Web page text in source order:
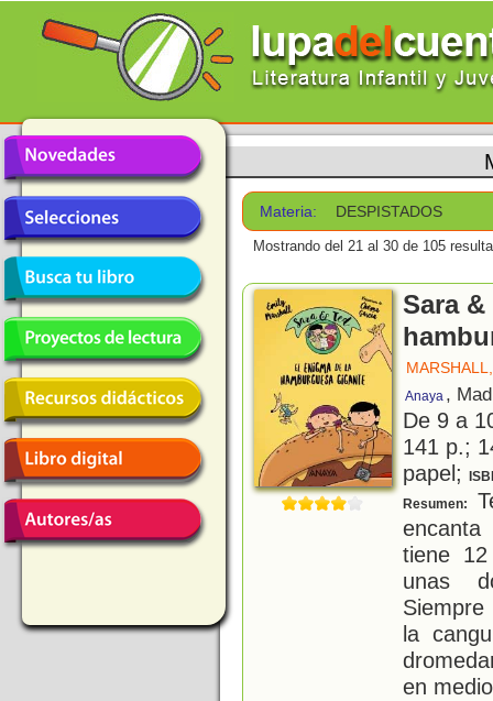
Materia: DESPISTADOS
Mostrando del 21 al 30 de 105
Sara
Anaya ,
De 9 a
141 p.;
papel;
Resumen:
tiene
unas
la
en